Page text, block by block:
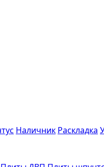
Наличник Раскладка